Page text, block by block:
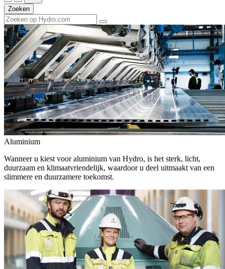
Zoeken
Aluminium
Wanneer u kiest voor aluminium van Hydro, is het sterk, licht,
duurzaam en klimaatvriendelijk, waardoor u deel uitmaakt van een
slimmere en duurzamere toekomst.